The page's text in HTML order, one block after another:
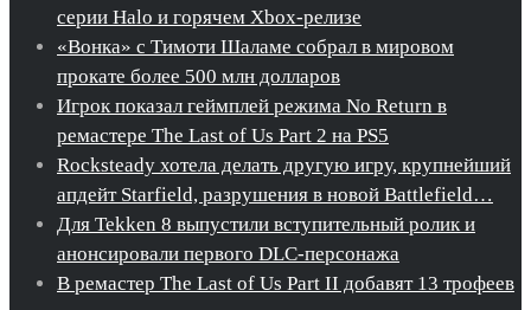
серии Halo и горячем Xbox-релизе
«Вонка» с Тимоти Шаламе собрал в мировом
прокате более 500 млн долларов
Игрок показал геймплей режима No Return в
ремастере The Last of Us Part 2 на PS5
Rocksteady хотела делать другую игру, крупнейший
апдейт Starfield, разрушения в новой Battlefield…
Для Tekken 8 выпустили вступительный ролик и
анонсировали первого DLC-персонажа
В ремастер The Last of Us Part II добавят 13 трофеев